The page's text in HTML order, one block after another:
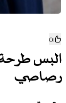
0
البس
رصاصي